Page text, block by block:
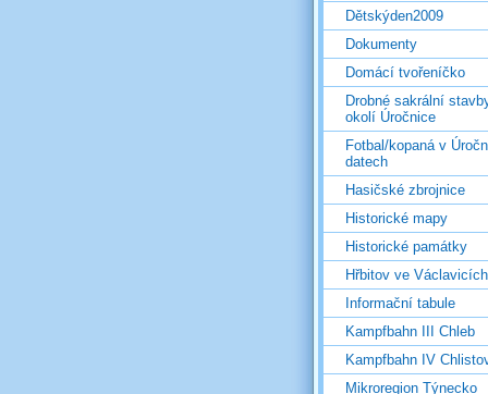
Dětskýden2009
Dokumenty
Domácí tvořeníčko
Drobné sakrální
okolí Úročnice
Fotbal/kopaná v
datech
Hasičské zbrojnice
Historické mapy
Historické památky
Hřbitov ve Václavicích
Informační tabule
Kampfbahn III Chleb
Kampfbahn IV
Mikroregion Týnecko